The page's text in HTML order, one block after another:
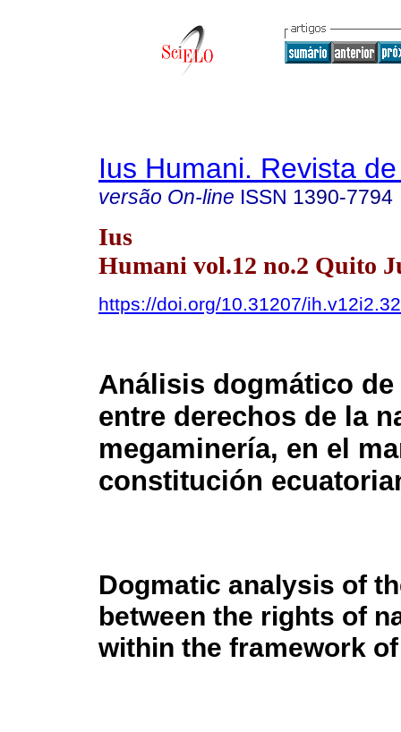
Ius Humani. Revista
versão On-line ISSN 1390-7794
Ius
Humani vol.12 no.2 Quito
https://doi.org/10.31207/
Análisis dogmático
entre derechos de la
megaminería, en el
constitución
Dogmatic analysis of
between the rights of
within the framework